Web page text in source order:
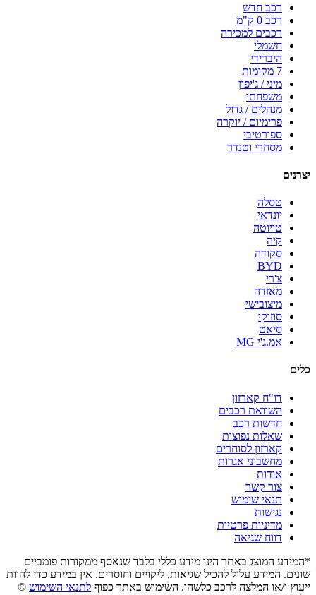
רכב חדש
רכב 0 ק"מ
רכבים למכירה
חשמלי
היברידי
7 מקומות
מיני / ג'יפון
משפחתי
מנהלים / גדול
פרימיום / יוקרה
ספורטיבי
מסחרי וטנדר
יצרנים
טסלה
יונדאי
טויוטה
קיה
סקודה
BYD
צ'רי
מאזדה
מיצובישי
סוזוקי
סיאט
אמ.ג'י MG
כלים
דו"ח קארזון
השוואת רכבים
חדשות רכב
שאלות נפוצות
קארזון לסוחרים
מחשבוני אגרות
אודות
צור קשר
תנאי שימוש
נגישות
מדיניות פרטיות
דווח שגיאה
*המידע המוצג באתר הינו מידע כללי בלבד שנאסף ממקורות פומביים
שונים. המידע עלול להכיל שגיאות, ליקויים וחוסרים. אין במידע כדי להוות
ייעוץ ו/או המלצה לרכב כלשהו. השימוש באתר כפוף לתנאי השימוש ©